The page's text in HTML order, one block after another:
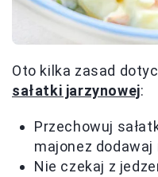
Oto kilka zasad
sałatki jarzynowej:
Przechowuj
majonez dodawaj
Nie czekaj z